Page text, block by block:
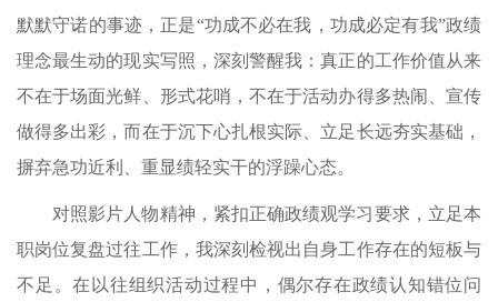
默默守诺的事迹，正是“功成不必在我，功成必定有我”政绩
理念最生动的现实写照，深刻警醒我：真正的工作价值从来
不在于场面光鲜、形式花哨，不在于活动办得多热闹、宣传
做得多出彩，而在于沉下心扎根实际、立足长远夯实基础，
摒弃急功近利、重显绩轻实干的浮躁心态。
对照影片人物精神，紧扣正确政绩观学习要求，立足本
职岗位复盘过往工作，我深刻检视出自身工作存在的短板与
不足。在以往组织活动过程中，偶尔存在政绩认知错位问